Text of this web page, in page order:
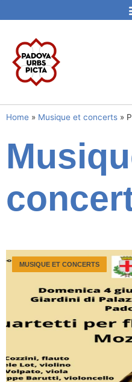
Home » Musique et concerts »
MUSIQUE ET CONCERTS